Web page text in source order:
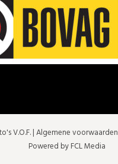
V.O.F. |Algemene voorwaarden
Powered by FCL Media